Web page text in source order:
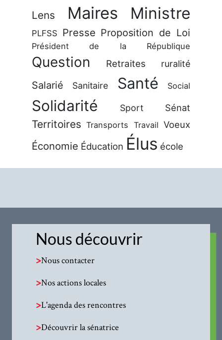
Lens Maires Ministre
PLFSS Presse Proposition de Loi
Président de la République
Question Retraites ruralité
Salarié Sanitaire Santé Social
Solidarité Sport Sénat
Territoires Transports Travail Voeux
Économie Éducation Élus école
Nous découvrir
>Nous contacter
>Nos actions locales
>L'agenda des rencontres
>Découvrir la sénatrice